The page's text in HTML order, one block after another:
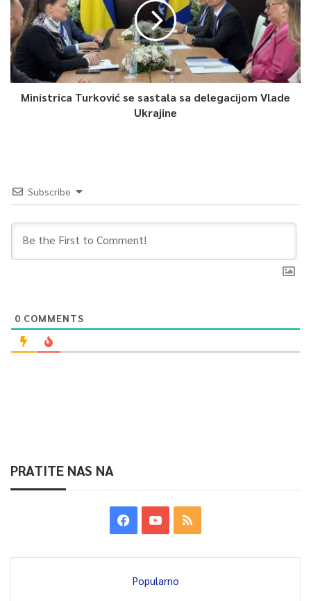
Ministrica Turković se sastala sa delegacijom Vlade
Ukrajine
Subscribe
0 COMMENTS
PRATITE NAS NA
Popularno